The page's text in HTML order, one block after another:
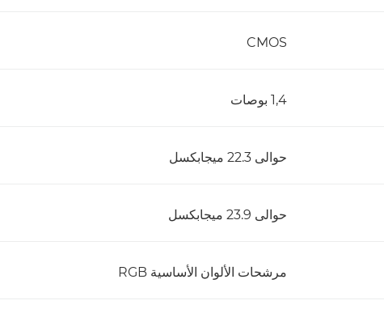
CMOS
1,4 بوصات
حوالى 22.3 ميجابكسل
حوالى 23.9 ميجابكسل
مرشحات الألوان الأساسية RGB